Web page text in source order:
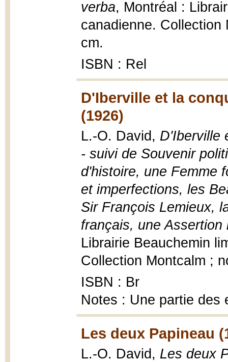
verba, Montréal :
canadienne.
cm.
ISBN : Rel
D'Iberville et la
(1926)
L.-O. David, D'Iberville
- suivi de Souvenir
d'histoire, une Femme
et imperfections, les
Sir François Lemieux,
français, une
Librairie Beauchemin
Collection Montcalm ;
ISBN : Br
Notes : Une partie des
Les deux Papineau
L.-O. David, Les deux